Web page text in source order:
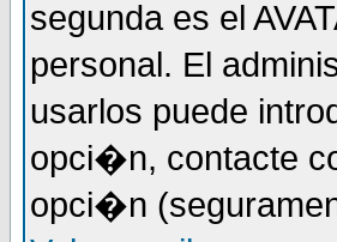
segunda es el
personal. El
usarlos puede
opci�n, contacte
opci�n